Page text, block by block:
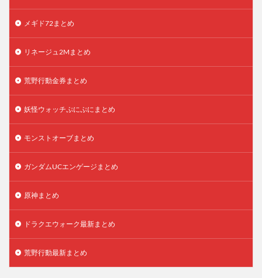
メギド72まとめ
リネージュ2Mまとめ
荒野行動金券まとめ
妖怪ウォッチぷにぷにまとめ
モンストオーブまとめ
ガンダムUCエンゲージまとめ
原神まとめ
ドラクエウォーク最新まとめ
荒野行動最新まとめ